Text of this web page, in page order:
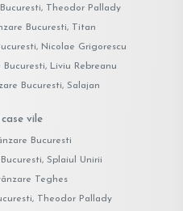
Theodor Pallady
Bucuresti, Titan
Nicolae Grigorescu
Liviu Rebreanu
Bucuresti, Salajan
vile
Bucuresti
Splaiul Unirii
Teghes
Theodor Pallady